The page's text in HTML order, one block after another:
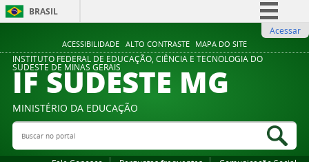
ACESSIBILIDADE ALTO CONTRASTE MAPA DO SITE
BRASIL
Comunica BR
Participe
Legislação
Acessar
INSTITUTO FEDERAL DE EDUCAÇÃO, CIÊNCIA E TECNOLOGIA DO
SUDESTE DE MINAS GERAIS
IF SUDESTE MG
MINISTÉRIO DA EDUCAÇÃO
Buscar no portal